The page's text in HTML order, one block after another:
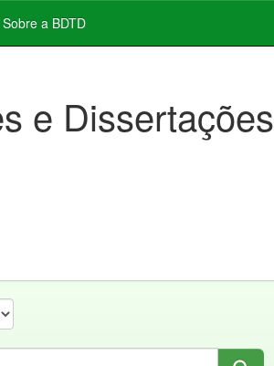
Sobre a BDTD
e Dissertações